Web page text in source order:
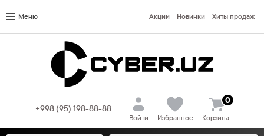
Меню Акции Новинки Хиты продаж
+998 (95) 198-88-88
Войти Избранное Корзина
0